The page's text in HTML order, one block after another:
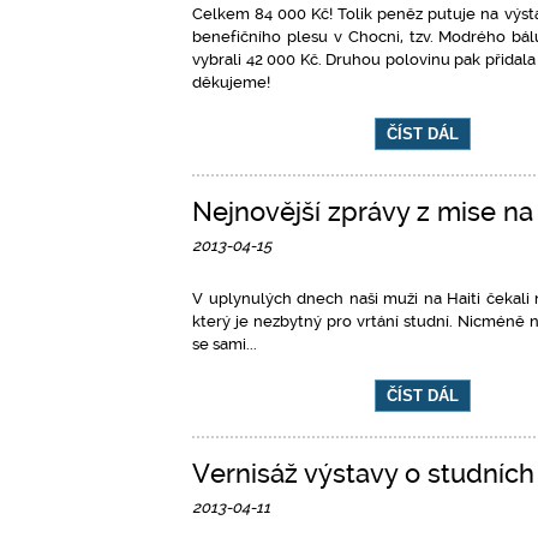
Celkem 84 000 Kč! Tolik peněz putuje na
benefičního plesu v Chocni, tzv. Modrého
vybrali 42 000 Kč. Druhou polovinu pak
děkujeme!
ČÍST DÁL
Nejnovější zprávy z mise
2013-04-15
V uplynulých dnech naši muži na Haiti
který je nezbytný pro vrtání studní. Nicméně
se sami...
ČÍST DÁL
Vernisáž výstavy o
2013-04-11